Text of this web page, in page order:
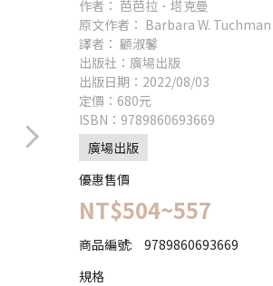
作者： 芭芭拉．塔克曼
原文作者： Barbara W. Tuchman
譯者： 顧淑馨
出版社：廣場出版
出版日期：2022/08/03
定價：680元
ISBN：9789860693669
廣場出版
優惠售價
NT$504~557
商品編號: 9789860693669
規格